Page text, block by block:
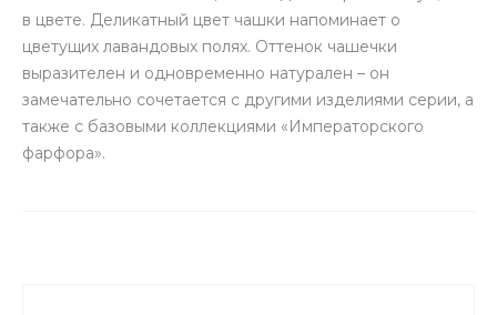
в цвете. Деликатный цвет чашки напоминает о
цветущих лавандовых полях. Оттенок чашечки
выразителен и одновременно натурален – он
замечательно сочетается с другими изделиями серии, а
также с базовыми коллекциями «Императорского
фарфора».